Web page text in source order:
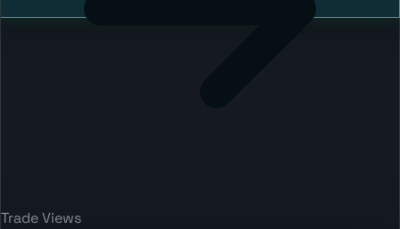
Trade Views